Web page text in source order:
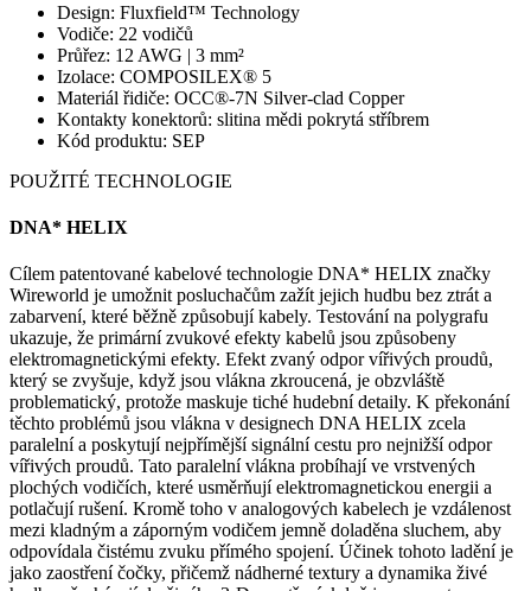
Design: Fluxfield™ Technology
Vodiče: 22 vodičů
Průřez: 12 AWG | 3 mm²
Izolace: COMPOSILEX® 5
Materiál řidiče: OCC®-7N Silver-clad Copper
Kontakty konektorů: slitina mědi pokrytá stříbrem
Kód produktu: SEP
POUŽITÉ TECHNOLOGIE
DNA* HELIX
Cílem patentované kabelové technologie DNA* HELIX značky
Wireworld je umožnit posluchačům zažít jejich hudbu bez ztrát a
zabarvení, které běžně způsobují kabely. Testování na polygrafu
ukazuje, že primární zvukové efekty kabelů jsou způsobeny
elektromagnetickými efekty. Efekt zvaný odpor vířivých proudů,
který se zvyšuje, když jsou vlákna zkroucená, je obzvláště
problematický, protože maskuje tiché hudební detaily. K překonání
těchto problémů jsou vlákna v designech DNA HELIX zcela
paralelní a poskytují nejpřímější signální cestu pro nejnižší odpor
vířivých proudů. Tato paralelní vlákna probíhají ve vrstvených
plochých vodičích, které usměrňují elektromagnetickou energii a
potlačují rušení. Kromě toho v analogových kabelech je vzdálenost
mezi kladným a záporným vodičem jemně doladěna sluchem, aby
odpovídala čistému zvuku přímého spojení. Účinek tohoto ladění je
jako zaostření čočky, přičemž nádherné textury a dynamika živé